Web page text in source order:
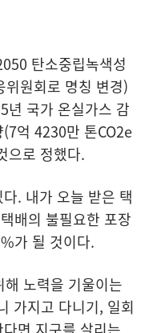
탄소중립녹색성
원회로 명칭 변경)
년 국가 온실가스 감
억 4230만 톤CO2e
으로 정했다.
. 내가 오늘 받은 택
배의 불필요한 포장
가 될 것이다.
노력을 기울이는
가지고 다니기, 일회